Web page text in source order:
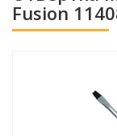
Fusion